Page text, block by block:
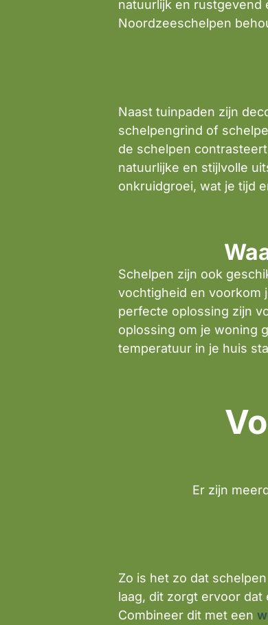
natuurlijk en rustgevend
Noordzeeschelpen
Naast tuinpaden zijn
schelpengrind of
de schelpen
natuurlijke en stijlvolle
onkruidgroei, wat je tijd
Schelpen zijn ook
vochtigheid en voorkom
perfecte oplossing zijn
oplossing om je woning
temperatuur in je huis
Er zijn
Zo is het zo dat
laag, dit zorgt ervoor
Combineer dit met een